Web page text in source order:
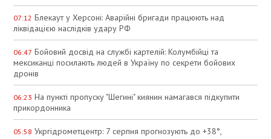
07:12 Блекаут у Херсоні: Аварійні бригади працюють над
ліквідацією наслідків удару РФ
06:47 Бойовий досвід на службі картелій: Колумбійці та
мексиканці посилають людей в Україну по секрети бойових
дронів
06:23 На пункті пропуску "Шегині" киянин намагався підкупити
прикордонника
05:58 Укргідрометцентр: 7 серпня прогнозують до +38°,